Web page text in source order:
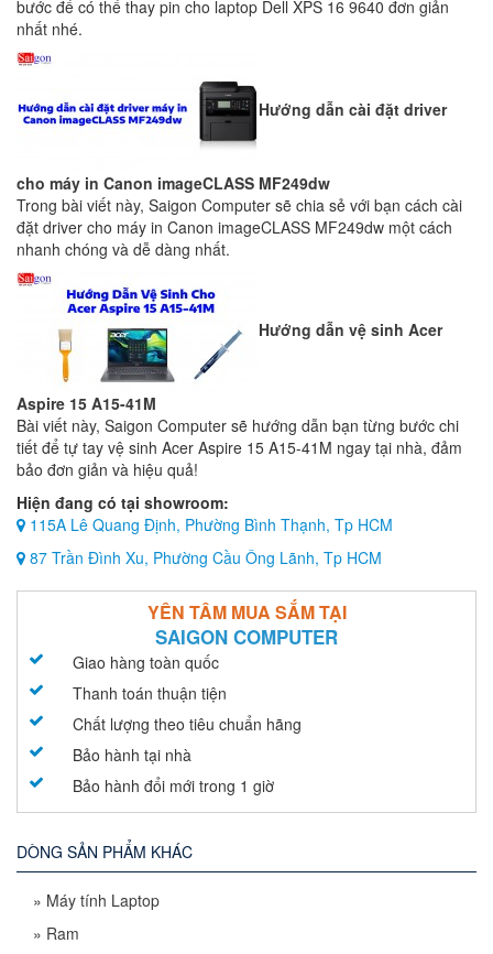
bước để có thể thay pin cho laptop Dell XPS 16 9640 đơn giản
nhất nhé.
Hướng dẫn cài đặt driver
cho máy in Canon imageCLASS MF249dw
Trong bài viết này, Saigon Computer sẽ chia sẻ với bạn cách cài
đặt driver cho máy in Canon imageCLASS MF249dw một cách
nhanh chóng và dễ dàng nhất.
Hướng dẫn vệ sinh Acer
Aspire 15 A15-41M
Bài viết này, Saigon Computer sẽ hướng dẫn bạn từng bước chi
tiết để tự tay vệ sinh Acer Aspire 15 A15-41M ngay tại nhà, đảm
bảo đơn giản và hiệu quả!
Hiện đang có tại showroom:
115A Lê Quang Định, Phường Bình Thạnh, Tp HCM
87 Trần Đình Xu, Phường Cầu Ông Lãnh, Tp HCM
YÊN TÂM MUA SẮM TẠI
SAIGON COMPUTER
Giao hàng toàn quốc
Thanh toán thuận tiện
Chất lượng theo tiêu chuẩn hãng
Bảo hành tại nhà
Bảo hành đổi mới trong 1 giờ
DÒNG SẢN PHẨM KHÁC
» Máy tính Laptop
» Ram